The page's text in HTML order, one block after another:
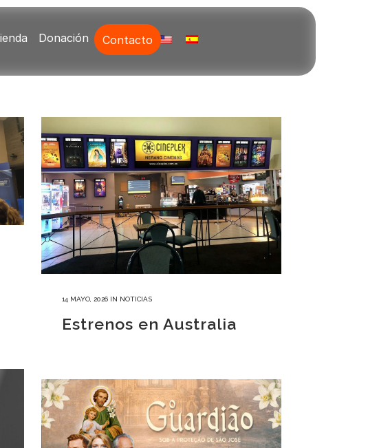
Donación Contacto
14 MAYO, 2026 IN NOTICIAS
Estrenos en Australia